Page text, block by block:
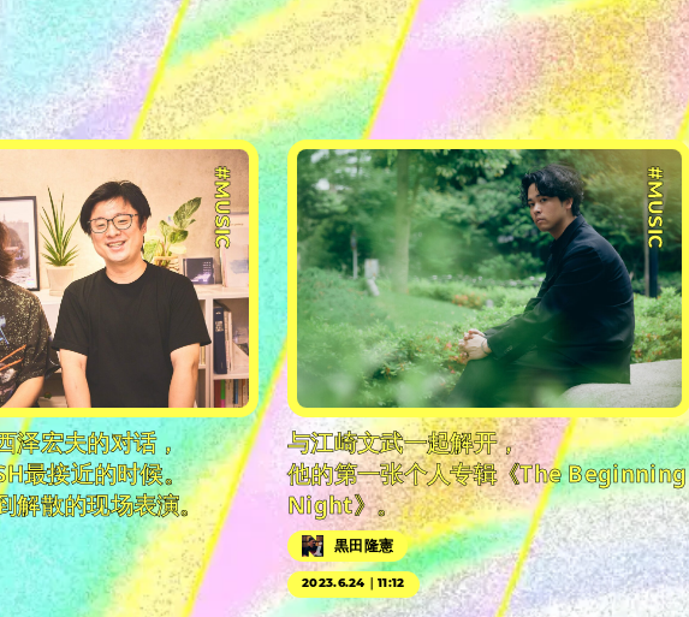
#MUSIC
泽宏夫的对话，
最接近的时候。
解散的现场表演。
#MUSIC
与江崎文武一起解开，
他的第一张个人专辑《The Beginning
Night》。
黒田隆憲
2023.6.24｜11:12